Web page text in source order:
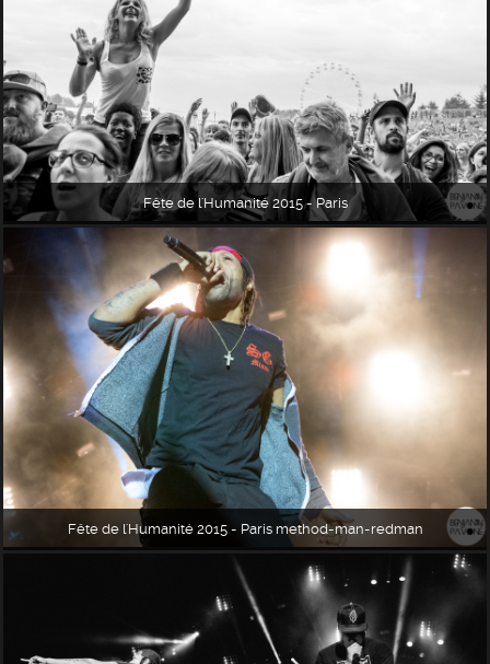
Fête de l'Humanité 2015 - Paris
Fête de l'Humanité 2015 - Paris method-man-redman